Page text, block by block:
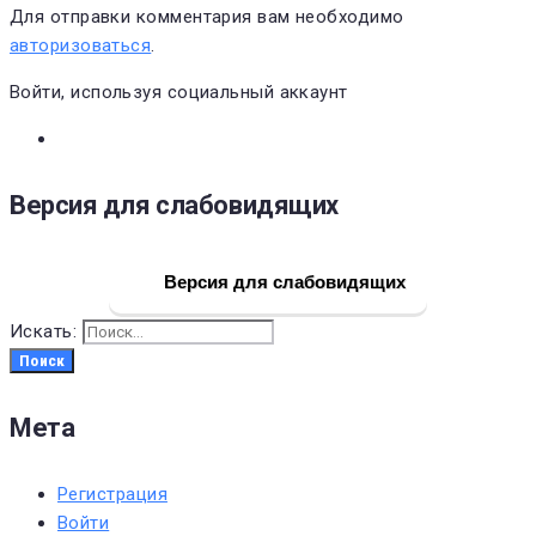
Для отправки комментария вам необходимо
авторизоваться.
Войти, используя социальный аккаунт
Версия для слабовидящих
Версия для слабовидящих
Искать:
Поиск
Мета
Регистрация
Войти